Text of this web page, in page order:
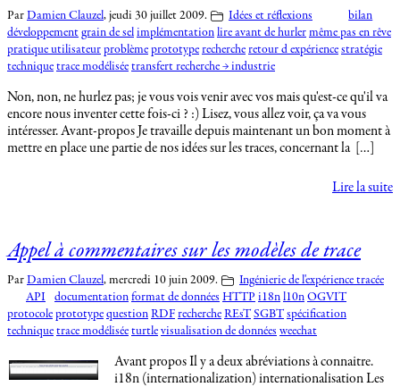
Par Damien Clauzel, jeudi 30 juillet 2009. Idées et réflexions
bilan
développement grain de sel implémentation lire avant de hurler même pas en rêve
pratique utilisateur problème prototype recherche retour d expérience stratégie
technique trace modélisée transfert recherche → industrie
Non, non, ne hurlez pas; je vous vois venir avec vos mais qu'est-ce qu'il va
encore nous inventer cette fois-ci ? :) Lisez, vous allez voir, ça va vous
intéresser. Avant-propos Je travaille depuis maintenant un bon moment à
mettre en place une partie de nos idées sur les traces, concernant la […]
Lire la suite
Appel à commentaires sur les modèles de trace
Par Damien Clauzel, mercredi 10 juin 2009.
Ingénierie de l'expérience tracée
API
documentation format de données HTTP i18n l10n OGVIT
protocole prototype question RDF recherche REsT SGBT spécification
technique trace modélisée turtle visualisation de données weechat
Avant propos Il y a deux abréviations à connaitre.
i18n (internationalization) internationalisation Les